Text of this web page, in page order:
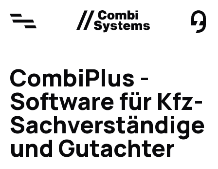
Home
Produkte
CombiSystems
CombiPlus
myConnect
MaxCHECK
Über uns
CombiPlus -
Software für Kfz-
Sachver­ständige
und Gutachter